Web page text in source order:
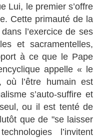
Lui, le premier s’offre
Cette primauté de la
l’exercice de ses
et sacramentelles,
à ce que le Pape
appelle « le
où l’être humain est
s’auto-suffire et
ou il est tenté de
que de "se laisser
l’invitent